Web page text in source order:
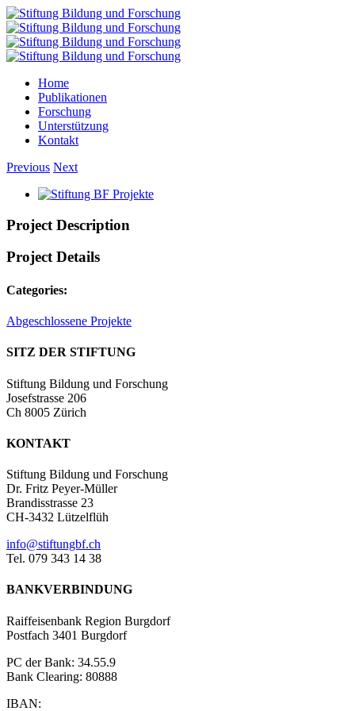
Home
Publikationen
Forschung
Unterstützung
Kontakt
Previous Next
Project Description
Project Details
Categories:
Abgeschlossene Projekte
SITZ DER STIFTUNG
Stiftung Bildung und Forschung
Josefstrasse 206
Ch 8005 Zürich
KONTAKT
Stiftung Bildung und Forschung
Dr. Fritz Peyer-Müller
Brandisstrasse 23
CH-3432 Lützelflüh
info@stiftungbf.ch
Tel. 079 343 14 38
BANKVERBINDUNG
Raiffeisenbank Region Burgdorf
Postfach 3401 Burgdorf
PC der Bank: 34.55.9
Bank Clearing: 80888
IBAN: